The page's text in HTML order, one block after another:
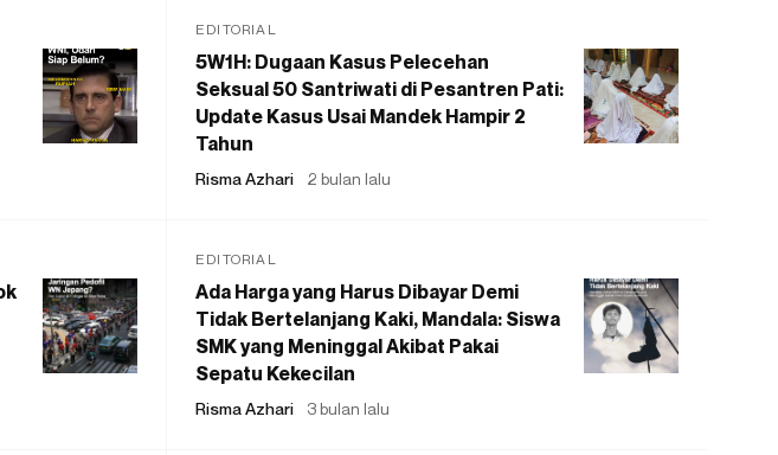
EDITORIAL
5W1H: Dugaan Kasus Pelecehan
Seksual 50 Santriwati di Pesantren Pati:
Update Kasus Usai Mandek Hampir 2
Tahun
Risma Azhari 2 bulan lalu
EDITORIAL
Ada Harga yang Harus Dibayar Demi
Tidak Bertelanjang Kaki, Mandala: Siswa
SMK yang Meninggal Akibat Pakai
Sepatu Kekecilan
Risma Azhari 3 bulan lalu